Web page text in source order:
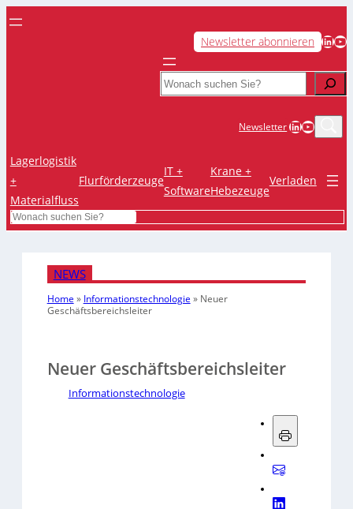
Newsletter abonnieren LinkedIn YouTube
Search
NewsletterLinkedIn
Lagerlogistik
+
Materialfluss
Flurförderzeuge
IT +
Software
Krane +
Hebezeuge
Verladen
Search
NEWS
Home » Informationstechnologie » Neuer
Geschäftsbereichsleiter
Neuer Geschäftsbereichsleiter
Informationstechnologie